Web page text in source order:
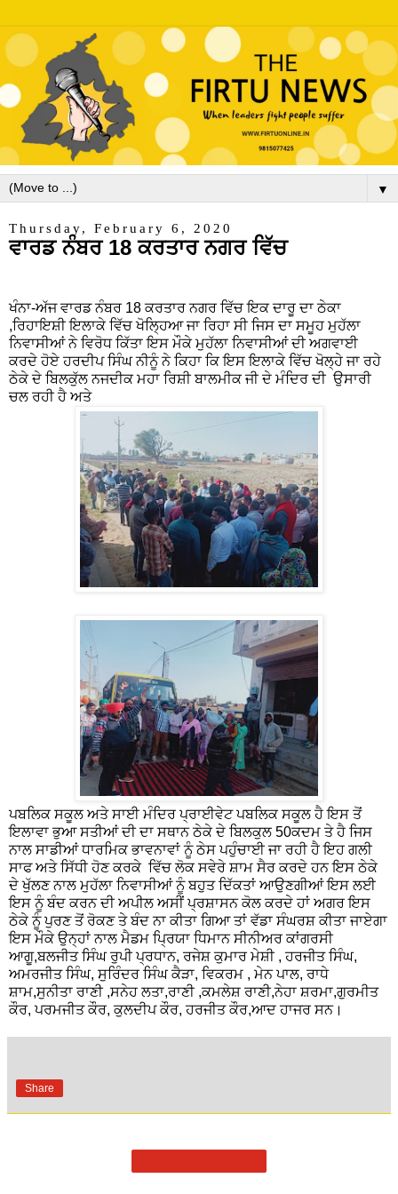
▼
Thursday, February 6, 2020
ਵਾਰਡ ਨੰਬਰ 18 ਕਰਤਾਰ ਨਗਰ ਵਿੱਚ
ਖੰਨਾ-ਅੱਜ ਵਾਰਡ ਨੰਬਰ 18 ਕਰਤਾਰ ਨਗਰ ਵਿੱਚ ਇਕ ਦਾਰੂ ਦਾ ਠੇਕਾ
,ਰਿਹਾਇਸ਼ੀ ਇਲਾਕੇ ਵਿੱਚ ਖੋਲ੍ਹਿਆ ਜਾ ਰਿਹਾ ਸੀ ਜਿਸ ਦਾ ਸਮੂਹ ਮੁਹੱਲਾ
ਨਿਵਾਸੀਆਂ ਨੇ ਵਿਰੋਧ ਕਿੱਤਾ ਇਸ ਮੌਕੇ ਮੁਹੱਲਾ ਨਿਵਾਸੀਆਂ ਦੀ ਅਗਵਾਈ
ਕਰਦੇ ਹੋਏ ਹਰਦੀਪ ਸਿੰਘ ਨੀਨੂੰ ਨੇ ਕਿਹਾ ਕਿ ਇਸ ਇਲਾਕੇ ਵਿੱਚ ਖੋਲ੍ਹੇ ਜਾ ਰਹੇ
ਠੇਕੇ ਦੇ ਬਿਲਕੁੱਲ ਨਜਦੀਕ ਮਹਾ ਰਿਸ਼ੀ ਬਾਲਮੀਕ ਜੀ ਦੇ ਮੰਦਿਰ ਦੀ ਉਸਾਰੀ
ਚਲ ਰਹੀ ਹੈ ਅਤੇ
ਪਬਲਿਕ ਸਕੂਲ ਅਤੇ ਸਾਈ ਮੰਦਿਰ ਪ੍ਰਾਈਵੇਟ ਪਬਲਿਕ ਸਕੂਲ ਹੈ ਇਸ ਤੋਂ
ਇਲਾਵਾ ਭੁਆ ਸਤੀਆਂ ਦੀ ਦਾ ਸਥਾਨ ਠੇਕੇ ਦੇ ਬਿਲਕੁਲ 50ਕਦਮ ਤੇ ਹੈ ਜਿਸ
ਨਾਲ ਸਾਡੀਆਂ ਧਾਰਮਿਕ ਭਾਵਨਾਵਾਂ ਨੂੰ ਠੇਸ ਪਹੁੰਚਾਈ ਜਾ ਰਹੀ ਹੈ ਇਹ ਗਲੀ
ਸਾਫ ਅਤੇ ਸਿੱਧੀ ਹੋਣ ਕਰਕੇ ਵਿੱਚ ਲੋਕ ਸਵੇਰੇ ਸ਼ਾਮ ਸੈਰ ਕਰਦੇ ਹਨ ਇਸ ਠੇਕੇ
ਦੇ ਖੁੱਲਣ ਨਾਲ ਮੁਹੱਲਾ ਨਿਵਾਸੀਆਂ ਨੂੰ ਬਹੁਤ ਦਿੱਕਤਾਂ ਆਉਣਗੀਆਂ ਇਸ ਲਈ
ਇਸ ਨੂੰ ਬੰਦ ਕਰਨ ਦੀ ਅਪੀਲ ਅਸੀਂ ਪ੍ਰਸ਼ਾਸਨ ਕੋਲ ਕਰਦੇ ਹਾਂ ਅਗਰ ਇਸ
ਠੇਕੇ ਨੂੰ ਪੁਰਣ ਤੋਂ ਰੋਕਣ ਤੇ ਬੰਦ ਨਾ ਕੀਤਾ ਗਿਆ ਤਾਂ ਵੱਡਾ ਸੰਘਰਸ਼ ਕੀਤਾ ਜਾਏਗਾ
ਇਸ ਮੌਕੇ ਉਨ੍ਹਾਂ ਨਾਲ ਮੈਡਮ ਪ੍ਰਿਯਾ ਧਿਮਾਨ ਸੀਨੀਅਰ ਕਾਂਗਰਸੀ
ਆਗੂ,ਬਲਜੀਤ ਸਿੰਘ ਰੁਪੀ ਪ੍ਰਧਾਨ, ਰਜੇਸ਼ ਕੁਮਾਰ ਮੇਸ਼ੀ , ਹਰਜੀਤ ਸਿੰਘ,
ਅਮਰਜੀਤ ਸਿੰਘ, ਸੁਰਿੰਦਰ ਸਿੰਘ ਕੈੜਾ, ਵਿਕਰਮ , ਮੇਨ ਪਾਲ, ਰਾਧੇ
ਸ਼ਾਮ,ਸੁਨੀਤਾ ਰਾਣੀ ,ਸਨੇਹ ਲਤਾ,ਰਾਣੀ ,ਕਮਲੇਸ਼ ਰਾਣੀ,ਨੇਹਾ ਸ਼ਰਮਾ,ਗੁਰਮੀਤ
ਕੌਰ, ਪਰਮਜੀਤ ਕੌਰ, ਕੁਲਦੀਪ ਕੌਰ, ਹਰਜੀਤ ਕੌਰ,ਆਦ ਹਾਜਰ ਸਨ।
Share